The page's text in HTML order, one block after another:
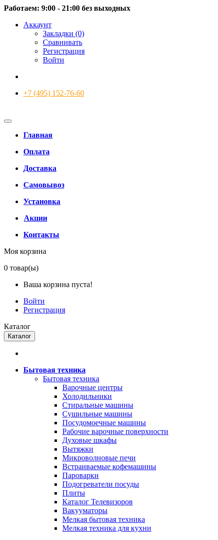
Работаем: 9:00 - 21:00 без выходных
Аккаунт
Закладки (0)
Сравнивать
Регистрация
Войти
+7 (495) 152-76-60
Главная
Оплата
Доставка
Самовывоз
Установка
Акции
Контакты
Моя корзина
0 товар(ы)
Ваша корзина пуста!
Войти
Регистрация
Каталог
Каталог
Бытовая техника
Бытовая техника
Варочные центры
Холодильники
Стиральные машины
Сушильные машины
Посудомоечные машины
Рабочие варочные поверхности
Духовые шкафы
Вытяжки
Микроволновые печи
Встраиваемые кофемашины
Пароварки
Подогреватели посуды
Плиты
Каталог Телевизоров
Вакууматоры
Мелкая бытовая техника
Мелкая техника для кухни